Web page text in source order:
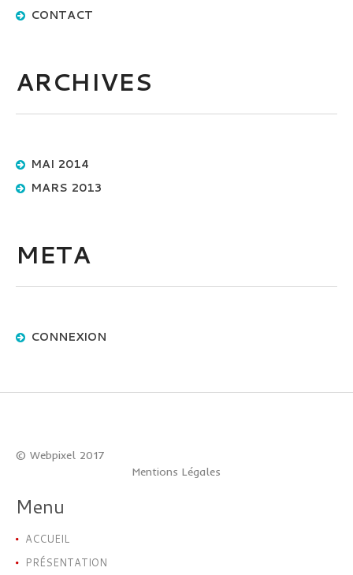
CONTACT
ARCHIVES
MAI 2014
MARS 2013
META
CONNEXION
© Webpixel 2017
Mentions Légales
Menu
ACCUEIL
PRÉSENTATION